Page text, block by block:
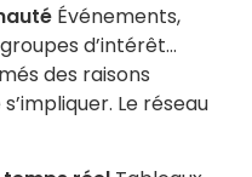
Événements,
d’intérêt…
des raisons
Le réseau